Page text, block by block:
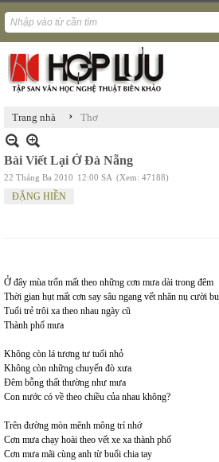
Trang nhà › Thơ
Bài Viết Lại Ở Đà Nẵng
22 Tháng Ba 2010 12:00 SA (Xem: 47188)
ĐẶNG HIỀN
Ở đây mùa trốn mất theo những cơn mưa dài trong đêm
Thời gian hụt mất cơn say sâu ngang vết nhăn nụ cười
Tuổi trẻ trôi xa theo nhau ngày cũ
Thành phố mưa
Không còn lá tương tư tuổi nhỏ
Không còn những chuyến đò xưa
Đêm bỗng thất thường như mưa
Con nước có về theo chiều của nhau không?
Trên đường mòn mênh mông trí nhớ
Cơn mưa chạy hoài theo vết xe xa thành phố
Cơn mưa mãi cùng anh từ buổi chia tay